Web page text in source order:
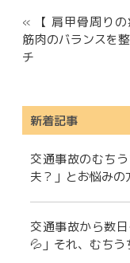
«
【 肩甲骨周り
筋肉のバランスを
チ
新着記事
交通事故のむち
夫？」とお悩みの
交通事故から数
💦」それ、むち